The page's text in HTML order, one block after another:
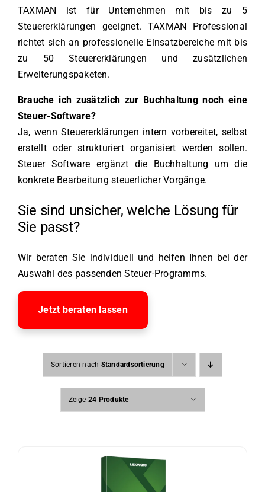
TAXMAN ist für Unternehmen mit bis zu 5
Steuererklärungen geeignet. TAXMAN Professional
richtet sich an professionelle Einsatzbereiche mit bis
zu 50 Steuererklärungen und zusätzlichen
Erweiterungspaketen.
Brauche ich zusätzlich zur Buchhaltung noch eine
Steuer-Software?
Ja, wenn Steuererklärungen intern vorbereitet, selbst
erstellt oder strukturiert organisiert werden sollen.
Steuer Software ergänzt die Buchhaltung um die
konkrete Bearbeitung steuerlicher Vorgänge.
Sie sind unsicher, welche Lösung für
Sie passt?
Wir beraten Sie individuell und helfen Ihnen bei der
Auswahl des passenden Steuer-Programms.
Jetzt beraten lassen
Sortieren nach Standardsortierung
Zeige 24 Produkte